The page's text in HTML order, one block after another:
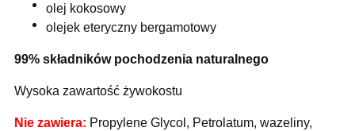
olej kokosowy
olejek eteryczny bergamotowy
99% składników pochodzenia naturalnego
Wysoka zawartość żywokostu
Nie zawiera: Propylene Glycol, Petrolatum, wazeliny,